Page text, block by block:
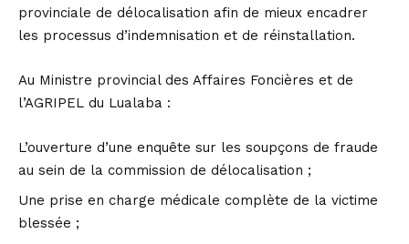
provinciale de délocalisation afin de mieux encadrer
les processus d’indemnisation et de réinstallation.
Au Ministre provincial des Affaires Foncières et de
l’AGRIPEL du Lualaba :
L’ouverture d’une enquête sur les soupçons de fraude
au sein de la commission de délocalisation ;
Une prise en charge médicale complète de la victime
blessée ;